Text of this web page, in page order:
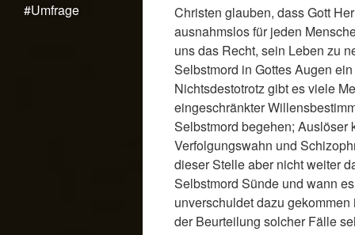
#Umfrage
Christen glauben, dass Gott
ausnahmslos für jeden
uns das Recht, sein Leben zu
Selbstmord in Gottes Augen
Nichtsdestotrotz gibt es viele
eingeschränkter
Selbstmord begehen; Auslöser
Verfolgungswahn und
dieser Stelle aber nicht weiter
Selbstmord Sünde und wann
unverschuldet dazu
der Beurteilung solcher Fälle